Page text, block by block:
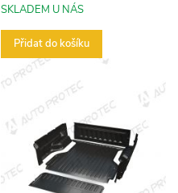
SKLADEM U NÁS
Přidat do košíku